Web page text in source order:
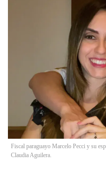
Fiscal paraguayo Marcelo Pecci y su
Claudia Aguilera.